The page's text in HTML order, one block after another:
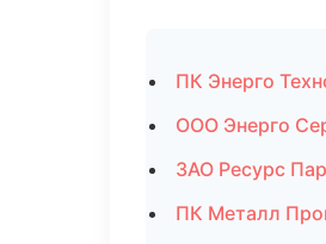
ПК Энерго
ООО Энерго
ЗАО Ресурс
ПК Металл